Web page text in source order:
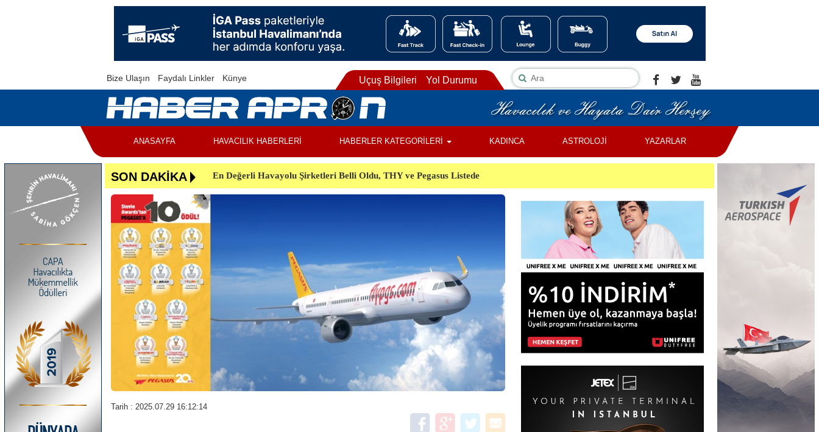
Bize Ulaşın Faydalı Linkler Künye Uçuş Bilgileri Yol Durumu
ANASAYFA HAVACILIK HABERLERİ HABERLER KATEGORİLERİ KADINCA ASTROLOJİ YAZARLAR
SON DAKİKA
Uçuşlar Aksadı, Almanya’da Havalimanında Şüpheli Cisim Alarmı
Yunanistan’da Orman Yangınında Görevli 2 Helikopter Havada Çarpıştı
Tarih : 2025.07.29 16:12:14